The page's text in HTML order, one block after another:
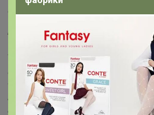
Состав:
Рост:
Комплект спортивный. Состоит из
Свитшот прямого, свободного
талии
. Рукав втачной, длинный.
переду выполнены декоративные
клапанами.